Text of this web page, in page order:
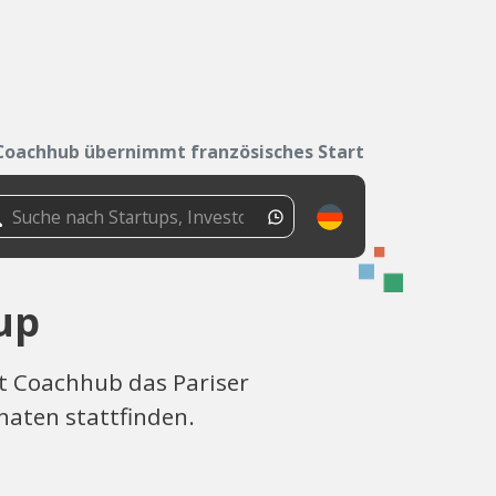
übernimmt französisches Start-up
das Pariser
stattfinden.